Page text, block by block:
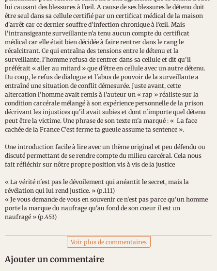
lui causant des blessures à l’œil. A cause de ses blessures le détenu doit
être seul dans sa cellule certifié par un certificat médical de la maison
d'arrêt car ce dernier souffre d'infection chronique à l’œil. Mais
l'intransigeante surveillante n'a tenu aucun compte du certificat
médical car elle était bien décidée à faire rentrer dans le rang le
récalcitrant. Ce qui entraîna des tensions entre le détenu et la
surveillante, l'homme refusa de rentrer dans sa cellule et dit qu'il
préférait « aller au mitard » que d’être en cellule avec un autre détenu.
Du coup, le refus de dialogue et l'abus de pouvoir de la surveillante a
entraîné une situation de conflit démesurée. Juste avant, cette
altercation l'homme avait remis à l'auteur un « rap » réaliste sur la
condition carcérale mélangé à son expérience personnelle de la prison
décrivant les injustices qu'il avait subies et dont n'importe quel détenu
peut être la victime. Une phrase de son texte m'a marqué : « La face
cachée de la France C'est ferme ta gueule assume ta sentence ».
Une introduction facile à lire avec un thème original et peu défendu ou
discuté permettant de se rendre compte du milieu carcéral. Cela nous
fait réfléchir sur nôtre propre position vis à vis de la justice
« La vérité n'est pas le dévoilement qui anéantit le secret, mais la
révélation qui lui rend justice. » (p.111)
« Je vous demande de vous en souvenir ce n'est pas parce qu'un homme
porte la marque du naufrage qu'au fond de son coeur il est un
naufragé » (p.453)
Voir plus de commentaires
Ajouter un commentaire